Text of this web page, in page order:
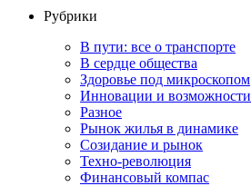
Рубрики
В пути: все о транспорте
В сердце общества
Здоровье под микроскопом
Инновации и возможности
Разное
Рынок жилья в динамике
Созидание и рынок
Техно-революция
Финансовый компас